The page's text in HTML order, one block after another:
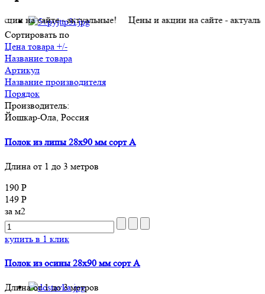
сайте - актуальные! Цены и акции на сайте - актуальные!
Сортировать по
Цена товара +/-
Название товара
Артикул
Название производителя
Порядок
Производитель:
Йошкар-Ола, Россия
Полок из липы 28х90 мм сорт A
Длина от 1 до 3 метров
190 Р
149 Р
за м2
купить в 1 клик
Полок из осины 28х90 мм сорт A
Длина от 1 до 3 метров